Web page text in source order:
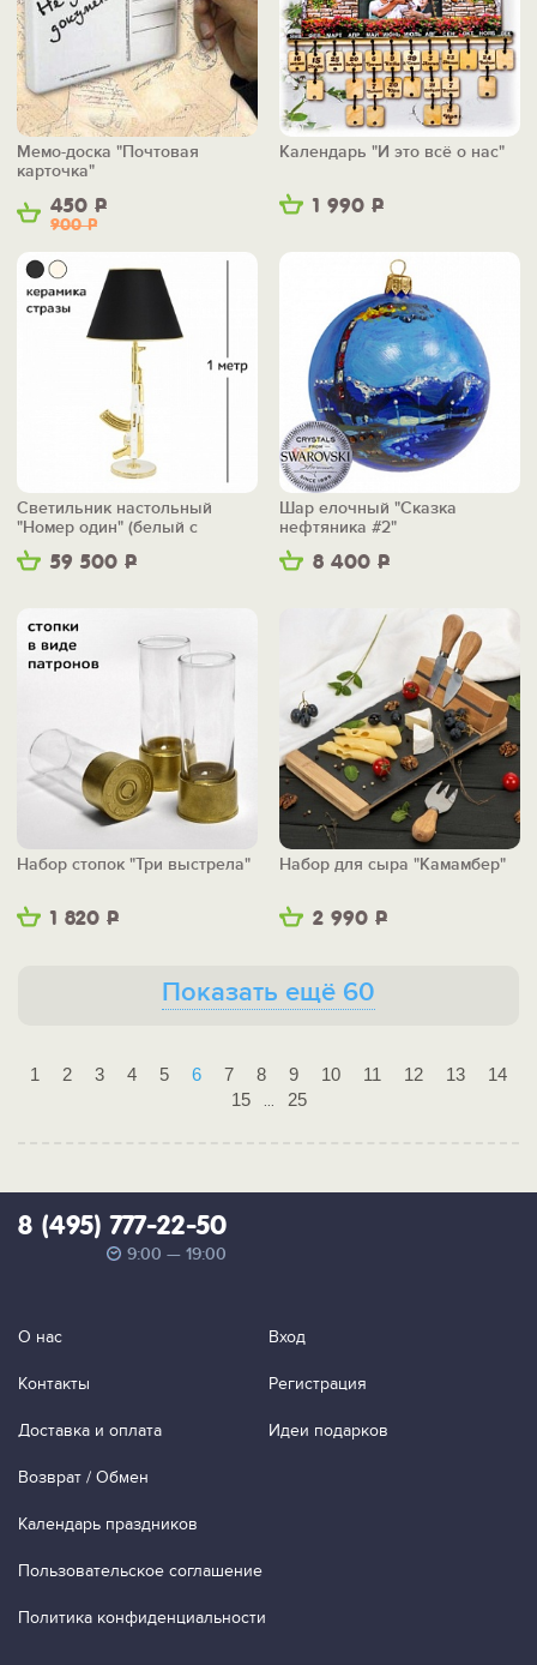
450 Р
900Р
Мемо-доска "Почтовая
карточка"
1 990 Р
Календарь "И это всё о нас"
59 500 Р
Светильник настольный
"Номер один" (белый с
золотом)
8 400 Р
Шар елочный "Сказка
нефтяника #2"
1 820 Р
Набор стопок "Три выстрела"
2 990 Р
Набор для сыра "Камамбер"
Показать ещё 60
1 2 3 4 5 6 7 8 9 10 11 12 13
14
15
... 25
8 (495) 777-22-50
9:00 — 19:00
О нас
Контакты
Доставка и оплата
Возврат / Обмен
Календарь праздников
Пользовательское соглашение
Политика конфиденциальности
Вход
Регистрация
Идеи подарков